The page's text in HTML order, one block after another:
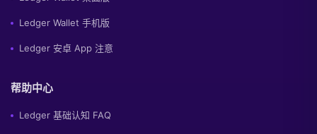
Ledger Wallet 手机版
Ledger 安卓 App 注意
帮助中心
Ledger 基础认知 FAQ